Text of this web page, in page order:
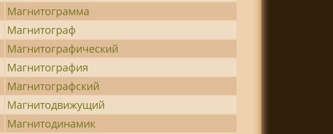
Магнитограмма
Магнитограф
Магнитографический
Магнитография
Магнитографский
Магнитодвижущий
Магнитодинамик